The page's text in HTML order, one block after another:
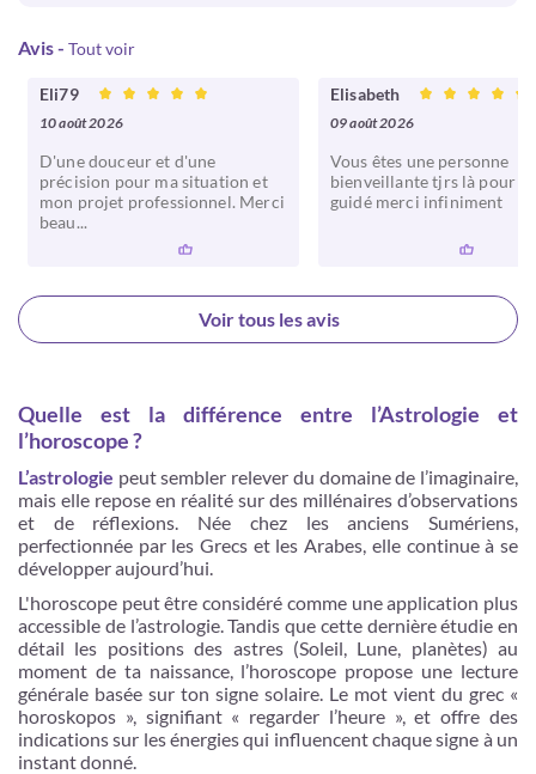
Avis- Tout voir
Eli79
10 août 2026
D'une douceur et d'une
précision pour ma situation et
mon projet professionnel. Merci
beau...
Elisabeth
09 août 2026
Vous êtes une personne
bienveillante tjrs là pour
guidé merci infiniment
Voir tous les avis
Quelle est la différence entre l’Astrologie et
l’horoscope ?
L’astrologie peut sembler relever du domaine de l’imaginaire,
mais elle repose en réalité sur des millénaires d’observations
et de réflexions. Née chez les anciens Sumériens,
perfectionnée par les Grecs et les Arabes, elle continue à se
développer aujourd’hui.
L'horoscope peut être considéré comme une application plus
accessible de l’astrologie. Tandis que cette dernière étudie en
détail les positions des astres (Soleil, Lune, planètes) au
moment de ta naissance, l’horoscope propose une lecture
générale basée sur ton signe solaire. Le mot vient du grec «
horoskopos », signifiant « regarder l’heure », et offre des
indications sur les énergies qui influencent chaque signe à un
instant donné.